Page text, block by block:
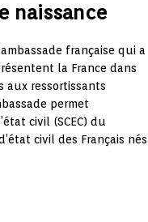
naissance
française qui a
la France dans
aux ressortissants
permet
civil (SCEC) du
civil des Français nés